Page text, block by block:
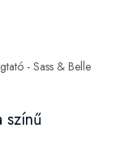
színű